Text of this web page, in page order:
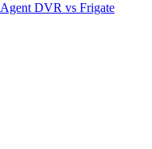
Agent DVR vs Frigate